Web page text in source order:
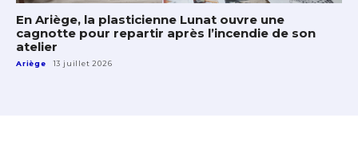
En Ariège, la plasticienne Lunat ouvre une
cagnotte pour repartir après l’incendie de son
atelier
Ariège 13 juillet 2026